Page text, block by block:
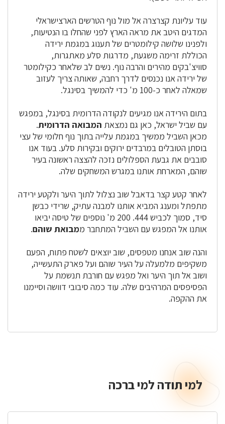
עוד עליונת קצרצרה אל מול נוף הטרשים הארצישראלי
המדגים היטב את מראה הארץ לפני שהחלו בו הנטיעות,
ולפנינו שלושה קילומטרים של תענוג במגמת ירידה
הכוללת זרימה משגעת, מדרגות סלע מאתגרות,
סוויצ'בקים מהירים והרבה נוף. נשים לב שלאחר כקילומטר
של ירידה אנו נכנסים לדרך רחבה, שאותה צריך לעזוב
שמאלה לאחר כ-100 מ' כדי להמשיך בסינגל.
בתום הירידה אנו מגיעים לנקודה הדרומית בסינגל, במפגש
עם שביל ישראל, כאן גם נמצאת המבואה הדרומית.
מכאן השביל ממשיך במגמת עלייה בתוך נוף חלומי של עצי
בוסתן הטובלים במרבדים ירוקים ובקירות סלע. בעוד אנו
סובבים את גבעת הספלולים נזכה להצצה ראשונה בעיר
שוהם, המארחת אותנו במגרש המשחקים שלה.
לאחר קטע קצר בדאבל שוב נצלול לתוך היער ולקטע ירידה
מתפתל ומענג המביא אותנו למבנה עתיק, שרידי כבשן
סיד, סמוך לכביש 444. 200 מ' נוספים של טיסה יביאו
אותנו אל המפגש עם השביל המתחבר ממבואת שוהם.
והנה שוב אנחנו מטפסים, שוב יוצאים לשטח פתוח, הפעם
משקיפים מלמעלה על העיר שוהם ועל פארק התעשייה,
ושוב אל תוך היער ואל מפגש עם חורבת תנשמת על
הפסיפסים המרהיבים שלה. עוד כמה סיבובי דוושה וסיימנו
את ההקפה.
למי תודה למי ברכה